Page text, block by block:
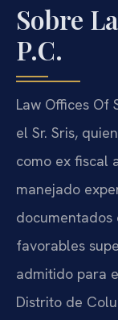
Sobre
P.C.
Law Offices Of
el Sr. Sris,
como ex fiscal
manejado
documentados
favorables
admitido para
Distrito de